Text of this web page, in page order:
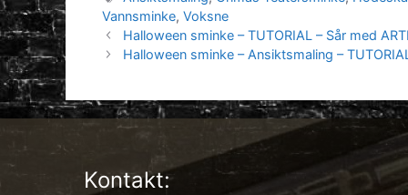
Vannsminke, Voksne
Halloween sminke – TUTORIAL – Sår med
Halloween sminke – Ansiktsmaling –
Kontakt: